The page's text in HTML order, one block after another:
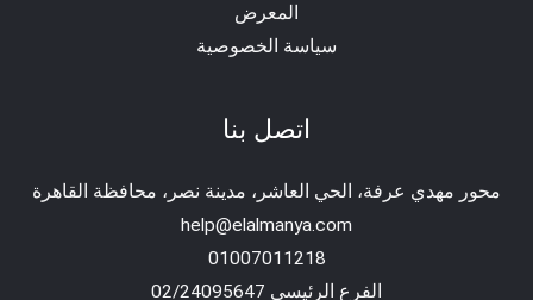
المعرض
سياسة الخصوصية
اتصل بنا
محور مهدي عرفة، الحي العاشر، مدينة نصر، محافظة القاهرة‬
help@elalmanya.com
01007011218
الفرع الرئيسي 02/24095647